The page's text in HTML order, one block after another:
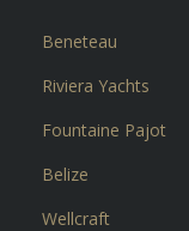
Beneteau
Riviera Yachts
Fountaine Pajot
Belize
Wellcraft